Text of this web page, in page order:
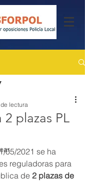
plazas PL
lectura
05/2021 se ha
reguladoras para
de 2 plazas de